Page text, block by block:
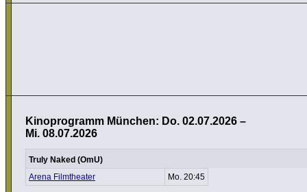
Kinoprogramm München: Do. 02.07.2026 –
Mi. 08.07.2026
Truly Naked (OmU)
Arena Filmtheater
Mo. 20:45